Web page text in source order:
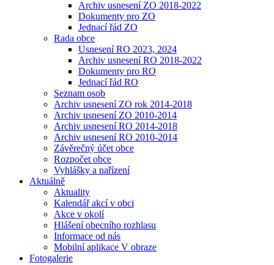
Archiv usnesení ZO 2018-2022
Dokumenty pro ZO
Jednací řád ZO
Rada obce
Usnesení RO 2023, 2024
Archiv usnesení RO 2018-2022
Dokumenty pro RO
Jednací řád RO
Seznam osob
Archiv usnesení ZO rok 2014-2018
Archiv usnesení ZO 2010-2014
Archiv usnesení RO 2014-2018
Archiv usnesení RO 2010-2014
Závěrečný účet obce
Rozpočet obce
Vyhlášky a nařízení
Aktuálně
Aktuality
Kalendář akcí v obci
Akce v okolí
Hlášení obecního rozhlasu
Informace od nás
Mobilní aplikace V obraze
Fotogalerie